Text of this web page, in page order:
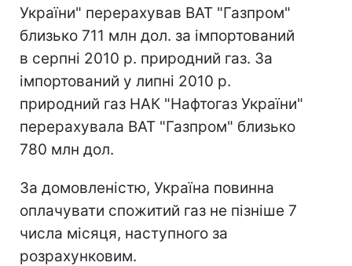
України" перерахував ВАТ "Газпром"
близько 711 млн дол. за імпортований
в серпні 2010 р. природний газ. За
імпортований у липні 2010 р.
природний газ НАК "Нафтогаз України"
перерахувала ВАТ "Газпром" близько
780 млн дол.
За домовленістю, Україна повинна
оплачувати спожитий газ не пізніше 7
числа місяця, наступного за
розрахунковим.